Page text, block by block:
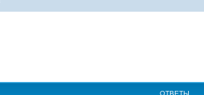
ОТВЕТЫ